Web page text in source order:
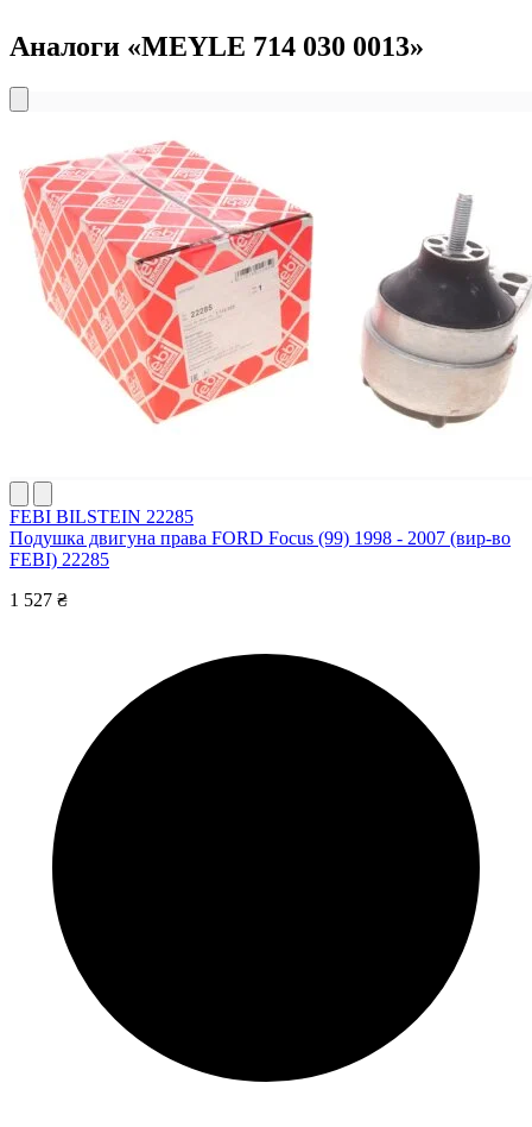
Аналоги «MEYLE 714 030 0013»
FEBI BILSTEIN 22285
Подушка двигуна права FORD Focus (99) 1998 - 2007 (вир-во
FEBI) 22285
1 527 ₴